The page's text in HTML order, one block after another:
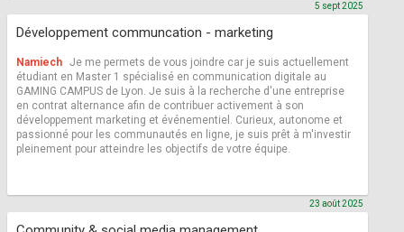
Développement communcation - marketing
5 sept 2025
Namiech Je me permets de vous joindre car je suis actuellement
étudiant en Master 1 spécialisé en communication digitale au
GAMING CAMPUS de Lyon. Je suis à la recherche d'une entreprise
en contrat alternance afin de contribuer activement à son
développement marketing et événementiel. Curieux, autonome et
passionné pour les communautés en ligne, je suis prêt à m'investir
pleinement pour atteindre les objectifs de votre équipe.
23 août 2025